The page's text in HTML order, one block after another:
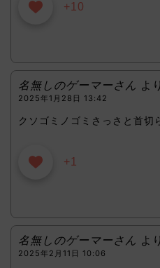
+10
名無しのゲーマーさん よ
2025年1月28日 13:42
クソゴミノゴミさっさと首切
+1
名無しのゲーマーさん よ
2025年2月11日 10:06